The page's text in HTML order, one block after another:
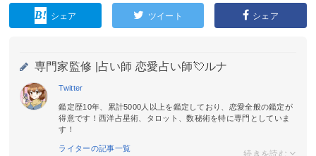
シェア ツイート シェア
専門家監修 | 占い師 恋愛占い師💘ルナ
Twitter
鑑定歴10年、累計5000人以上を鑑定しており、恋愛全般の鑑定が
得意です！西洋占星術、タロット、数秘術を特に専門としていま
す！
ライターの記事一覧